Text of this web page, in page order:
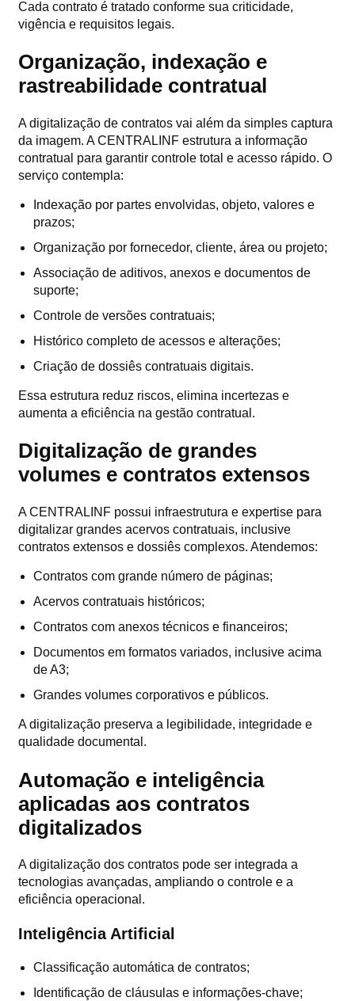
Cada contrato é tratado conforme sua criticidade,
vigência e requisitos legais.
Organização, indexação e
rastreabilidade contratual
A digitalização de contratos vai além da simples captura
da imagem. A CENTRALINF estrutura a informação
contratual para garantir controle total e acesso rápido. O
serviço contempla:
Indexação por partes envolvidas, objeto, valores e
prazos;
Organização por fornecedor, cliente, área ou projeto;
Associação de aditivos, anexos e documentos de
suporte;
Controle de versões contratuais;
Histórico completo de acessos e alterações;
Criação de dossiês contratuais digitais.
Essa estrutura reduz riscos, elimina incertezas e
aumenta a eficiência na gestão contratual.
Digitalização de grandes
volumes e contratos extensos
A CENTRALINF possui infraestrutura e expertise para
digitalizar grandes acervos contratuais, inclusive
contratos extensos e dossiês complexos. Atendemos:
Contratos com grande número de páginas;
Acervos contratuais históricos;
Contratos com anexos técnicos e financeiros;
Documentos em formatos variados, inclusive acima
de A3;
Grandes volumes corporativos e públicos.
A digitalização preserva a legibilidade, integridade e
qualidade documental.
Automação e inteligência
aplicadas aos contratos
digitalizados
A digitalização dos contratos pode ser integrada a
tecnologias avançadas, ampliando o controle e a
eficiência operacional.
Inteligência Artificial
Classificação automática de contratos;
Identificação de cláusulas e informações-chave;